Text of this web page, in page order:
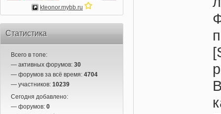
kteonor.mybb.ru
Статистика
Всего в топе:
— активных форумов: 30
— форумов за всё время: 4704
— участников: 10239
Сегодня добавлено:
— форумов: 0